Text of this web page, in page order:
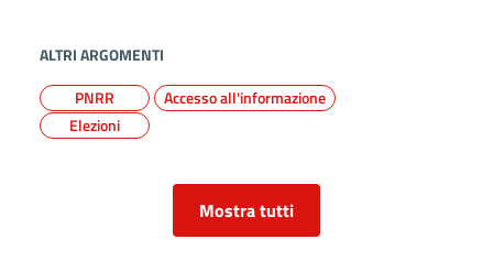
ALTRI ARGOMENTI
PNRR
Accesso all'informazione
Elezioni
Mostra tutti